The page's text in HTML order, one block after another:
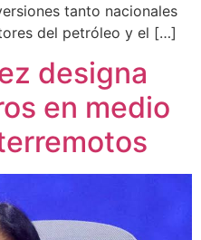
tanto nacionales
del petróleo y el […]
designa
en medio